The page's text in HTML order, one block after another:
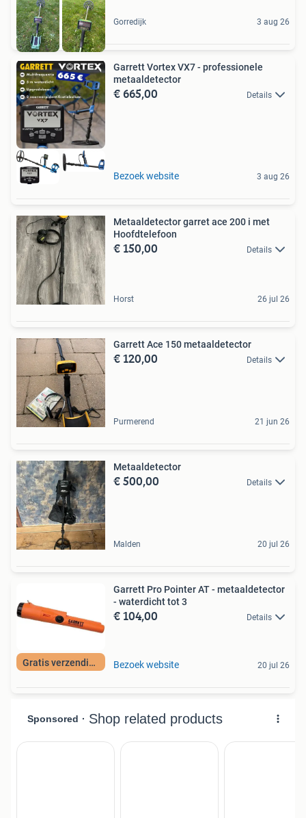
Gorredijk 3 aug 26
Garrett Vortex VX7 - professionele
metaaldetector
€ 665,00 Details
Bezoek website 3 aug 26
Metaaldetector garret ace 200 i met
Hoofdtelefoon
€ 150,00 Details
Horst 26 jul 26
Garrett Ace 150 metaaldetector
€ 120,00 Details
Purmerend 21 jun 26
Metaaldetector
€ 500,00 Details
Malden 20 jul 26
Gratis verzending
Garrett Pro Pointer AT - metaaldetector
- waterdicht tot 3
€ 104,00 Details
Bezoek website 20 jul 26